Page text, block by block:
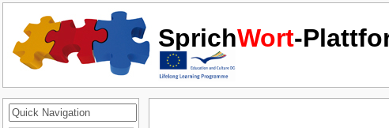
SprichWort-